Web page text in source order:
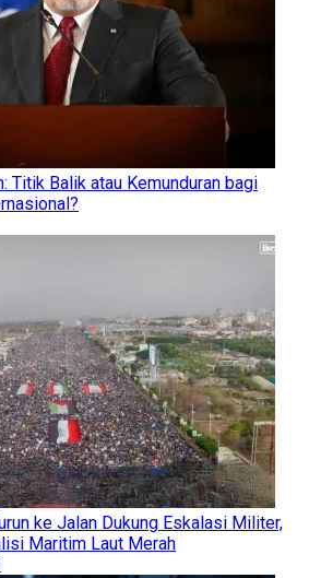
Titik Balik atau Kemunduran bagi
ke Jalan Dukung Eskalasi Militer,
Maritim Laut Merah